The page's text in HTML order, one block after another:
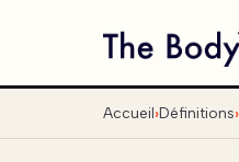
Accueil Définitions